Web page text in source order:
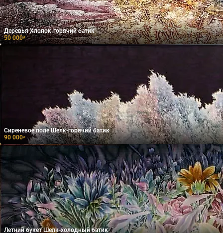
Деревья Хлопок-горячий батик
50 000₽
Сиреневое поле Шелк-горячий батик
90 000₽
Летний букет Шелк-холодный батик